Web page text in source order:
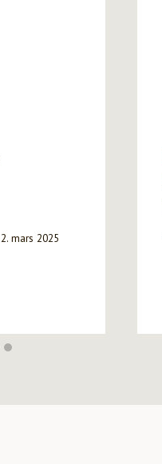
2. mars 2025